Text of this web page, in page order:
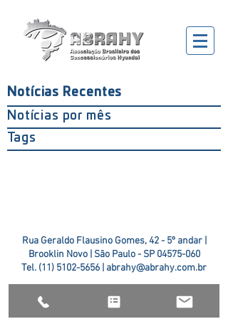
Notícias Recentes
Notícias por mês
Tags
Rua Geraldo Flausino Gomes, 42 - 5º andar |
Brooklin Novo | São Paulo - SP 04575-060
Tel. (11) 5102-5656 abrahy@abrahy.com.br
©2018 ABRAHY. criado pela TR2 Art + Design